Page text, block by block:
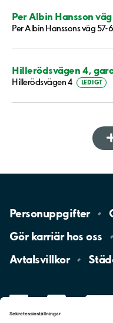
Per Albin Hansson
Per Albin Hanssons väg 57-
Hillerödsvägen 4,
Hillerödsvägen 4 LEDIGT
Personuppgifter
Gör karriär hososs
Avtalsvillkor